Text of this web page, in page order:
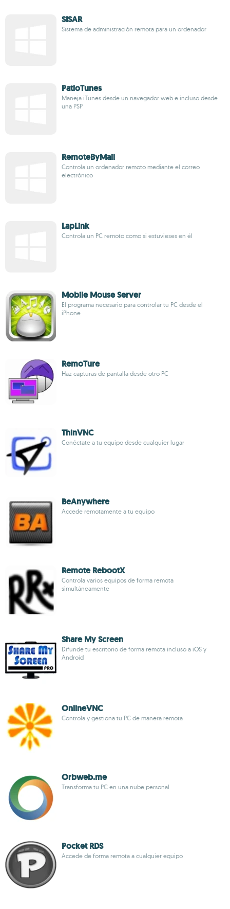
SISAR
Sistema de administración remota para un ordenador
PatioTunes
Maneja iTunes desde un navegador web e incluso desde
una PSP
RemoteByMail
Controla un ordenador remoto mediante el correo
electrónico
LapLink
Controla un PC remoto como si estuvieses en él
Mobile Mouse Server
El programa necesario para controlar tu PC desde el
iPhone
RemoTure
Haz capturas de pantalla desde otro PC
ThinVNC
Conéctate a tu equipo desde cualquier lugar
BeAnywhere
Accede remotamente a tu equipo
Remote RebootX
Controla varios equipos de forma remota
simultáneamente
Share My Screen
Difunde tu escritorio de forma remota incluso a iOS y
Android
OnlineVNC
Controla y gestiona tu PC de manera remota
Orbweb.me
Transforma tu PC en una nube personal
Pocket RDS
Accede de forma remota a cualquier equipo